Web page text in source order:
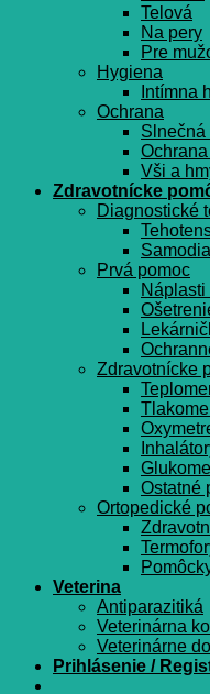
Telová
Na pery
Pre
Hygiena
Intímna
Ochrana
Slnečná
Vši a
Zdravotnícke
Diagnostické
Prvá pomoc
Náplasti
Zdravotnícke
Ostatné
Ortopedické
Veterina
Antiparazitiká
Veterinárna
Veterinárne
Prihlásenie /